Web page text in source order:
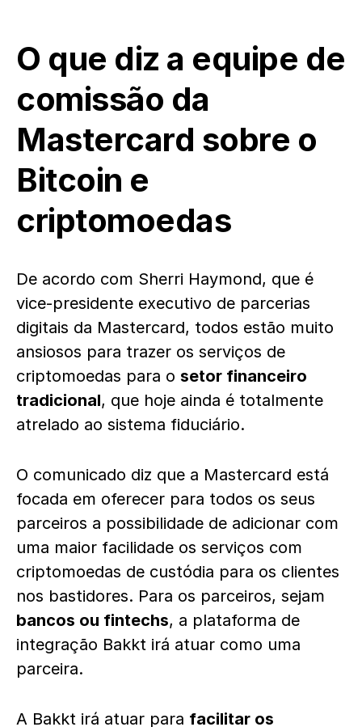
O que diz a equipe de
comissão da
Mastercard sobre o
Bitcoin e
criptomoedas
De acordo com Sherri Haymond, que é
vice-presidente executivo de parcerias
digitais da Mastercard, todos estão muito
ansiosos para trazer os serviços de
criptomoedas para o setor financeiro
tradicional, que hoje ainda é totalmente
atrelado ao sistema fiduciário.
O comunicado diz que a Mastercard está
focada em oferecer para todos os seus
parceiros a possibilidade de adicionar com
uma maior facilidade os serviços com
criptomoedas de custódia para os clientes
nos bastidores. Para os parceiros, sejam
bancos ou fintechs, a plataforma de
integração Bakkt irá atuar como uma
parceira.
A Bakkt irá atuar para facilitar os